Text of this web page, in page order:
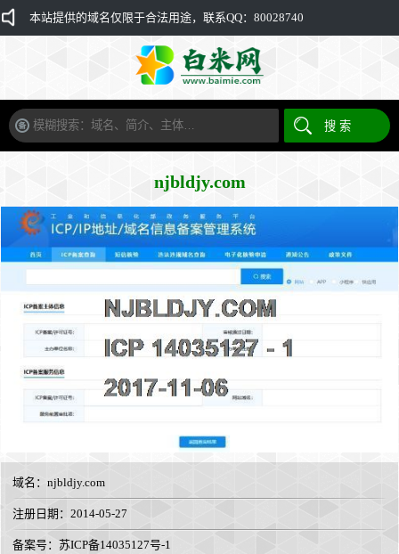
本站提供的域名仅限于合法用途，联系QQ：80028740
njbldjy.com
域名： njbldjy.com
注册日期：2014-05-27
备案号：苏ICP备14035127号-1